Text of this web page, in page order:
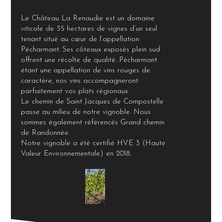
Le Château La Renaudie est un domaine
viticole de 35 hectares de vignes d’un seul
tenant situé au cœur de l’appellation
Pécharmant. Ses côteaux exposés plein sud
offrent une récolte de qualité. Pécharmant
étant une appellation de vins rouges de
caractère, nos vins accompagneront
parfaitement vos plats régionaux.
Le chemin de Saint Jacques de Compostelle
passe au milieu de notre vignoble. Nous
sommes également référencés Grand chemin
de Randonnée.
Notre vignoble a été certifié HVE 3 (Haute
Valeur Environnementale) en 2018.